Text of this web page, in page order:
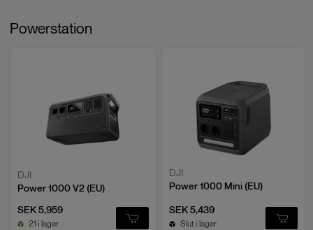
Powerstation
DJI
Power 1000 V2 (EU)
SEK 5,959
21 i lager
DJI
Power 1000 Mini (EU)
SEK 5,439
Slut i lager